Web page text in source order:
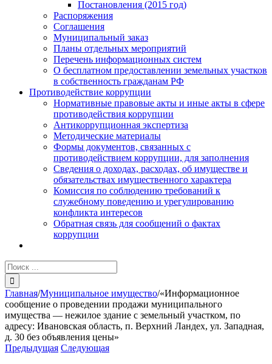
Постановления (2015 год)
Распоряжения
Соглашения
Муниципальный заказ
Планы отдельных мероприятий
Перечень информационных систем
О бесплатном предоставлении земельных участков
в собственность гражданам РФ
Противодействие коррупции
Нормативные правовые акты и иные акты в сфере
противодействия коррупции
Антикоррупционная экспертиза
Методические материалы
Формы документов, связанных с
противодействием коррупции, для заполнения
Сведения о доходах, расходах, об имуществе и
обязательствах имущественного характера
Комиссия по соблюдению требований к
служебному поведению и урегулированию
конфликта интересов
Обратная связь для сообщений о фактах
коррупции
Результат
поиска:
Главная/Муниципальное имущество/«Информационное
сообщение о проведении продажи муниципального
имущества — нежилое здание с земельный участком, по
адресу: Ивановская область, п. Верхний Ландех, ул. Западная,
д. 30 без объявления цены»
Предыдущая Следующая